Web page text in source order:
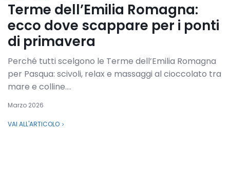
Terme dell’Emilia Romagna:
ecco dove scappare per i ponti
di primavera
Perché tutti scelgono le Terme dell’Emilia Romagna
per Pasqua: scivoli, relax e massaggi al cioccolato tra
mare e colline....
Marzo 2026
VAI ALL'ARTICOLO